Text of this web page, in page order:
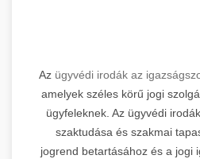
Az ügyvédi irodák az
amelyek széles körű jogi
ügyfeleknek. Az ügyvédi
szaktudása és szakmai
jogrend betartásához és a jogi